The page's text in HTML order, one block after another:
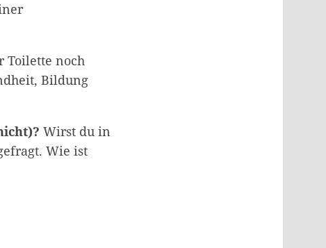
Toilette noch
Bildung
Wirst du in
Wie ist